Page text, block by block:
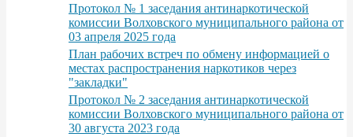
Протокол № 1 заседания антинаркотической
комиссии Волховского муниципального района от
03 апреля 2025 года
План рабочих встреч по обмену информацией о
местах распространения наркотиков через
"закладки"
Протокол № 2 заседания антинаркотической
комиссии Волховского муниципального района от
30 августа 2023 года